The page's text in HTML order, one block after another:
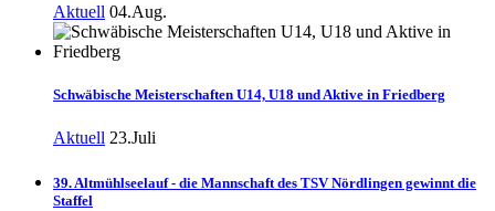
Aktuell 04.Aug.
Schwäbische Meisterschaften U14, U18 und Aktive in Friedberg
Aktuell 23.Juli
39. Altmühlseelauf - die Mannschaft des TSV Nördlingen gewinnt die
Staffel